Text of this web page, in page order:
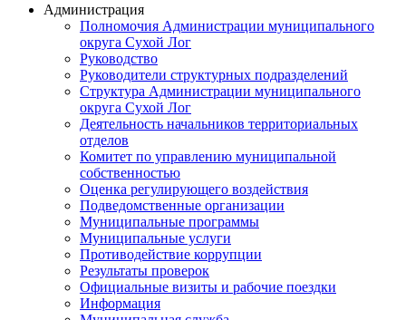
Администрация
Полномочия Администрации муниципального
округа Сухой Лог
Руководство
Руководители структурных подразделений
Структура Администрации муниципального
округа Сухой Лог
Деятельность начальников территориальных
отделов
Комитет по управлению муниципальной
собственностью
Оценка регулирующего воздействия
Подведомственные организации
Муниципальные программы
Муниципальные услуги
Противодействие коррупции
Результаты проверок
Официальные визиты и рабочие поездки
Информация